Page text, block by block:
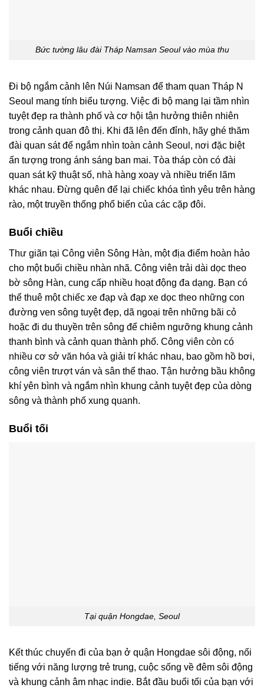
Bức tường lâu đài Tháp Namsan Seoul vào mùa thu
Đi bộ ngắm cảnh lên Núi Namsan để tham quan Tháp N
Seoul mang tính biểu tượng. Việc đi bộ mang lại tầm nhìn
tuyệt đẹp ra thành phố và cơ hội tận hưởng thiên nhiên
trong cảnh quan đô thị. Khi đã lên đến đỉnh, hãy ghé thăm
đài quan sát để ngắm nhìn toàn cảnh Seoul, nơi đặc biệt
ấn tượng trong ánh sáng ban mai. Tòa tháp còn có đài
quan sát kỹ thuật số, nhà hàng xoay và nhiều triển lãm
khác nhau. Đừng quên để lại chiếc khóa tình yêu trên hàng
rào, một truyền thống phổ biến của các cặp đôi.
Buổi chiều
Thư giãn tại Công viên Sông Hàn, một địa điểm hoàn hảo
cho một buổi chiều nhàn nhã. Công viên trải dài dọc theo
bờ sông Hàn, cung cấp nhiều hoạt động đa dạng. Bạn có
thể thuê một chiếc xe đạp và đạp xe dọc theo những con
đường ven sông tuyệt đẹp, dã ngoại trên những bãi cỏ
hoặc đi du thuyền trên sông để chiêm ngưỡng khung cảnh
thanh bình và cảnh quan thành phố. Công viên còn có
nhiều cơ sở văn hóa và giải trí khác nhau, bao gồm hồ bơi,
công viên trượt ván và sân thể thao. Tận hưởng bầu không
khí yên bình và ngắm nhìn khung cảnh tuyệt đẹp của dòng
sông và thành phố xung quanh.
Buổi tối
Tại quận Hongdae, Seoul
Kết thúc chuyến đi của bạn ở quận Hongdae sôi động, nổi
tiếng với năng lượng trẻ trung, cuộc sống về đêm sôi động
và khung cảnh âm nhạc indie. Bắt đầu buổi tối của bạn với